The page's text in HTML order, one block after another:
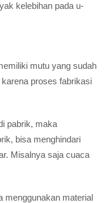
kelebihan pada u-
mutu yang sudah
proses fabrikasi
pabrik, maka
bisa menghindari
Misalnya saja cuaca
menggunakan material